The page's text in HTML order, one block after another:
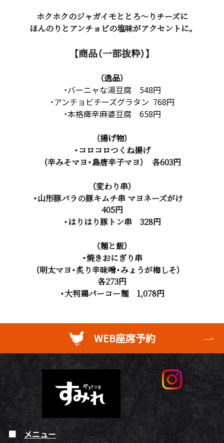
ホクホクのジャガイモととろ～りチーズに
ほんのりとアンチョビの塩味がアクセントに。
【商品（一部抜粋）】
（逸品）
・バーニャな湯豆腐 548円
・アンチョビチーズグラタン 768円
・本格痺辛麻婆豆腐 658円
（揚げ物）
・コロコロつくね揚げ
（辛みそマヨ・島唐辛子マヨ） 各603円
（変わり串）
・山形豚バラの豚キムチ串 マヨネーズがけ
405円
・はりはり豚トン串 328円
（麺と飯）
・焼きおにぎり串
（明太マヨ・炙り辛味噌・みょうが梅しそ）
各273円
・大判鶏パーコー麺 1,078円
WEB座席予約
メニュー